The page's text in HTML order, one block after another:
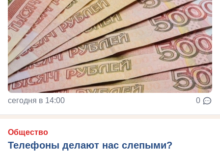
сегодня в 14:00 0
Общество
Телефоны делают нас слепыми?